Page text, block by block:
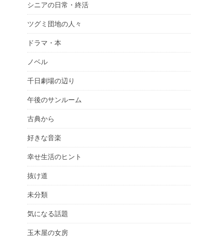
シニアの日常・終活
ツグミ団地の人々
ドラマ・本
ノベル
千日劇場の辺り
午後のサンルーム
古典から
好きな音楽
幸せ生活のヒント
抜け道
未分類
気になる話題
玉木屋の女房